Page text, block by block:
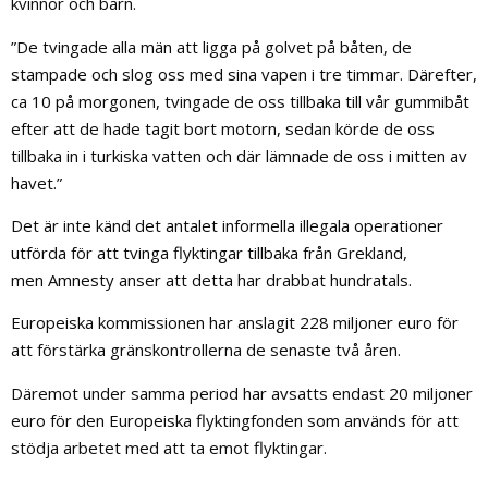
”De tvingade alla män att ligga på golvet på båten, de
stampade och slog oss med sina vapen i tre timmar. Därefter,
ca 10 på morgonen, tvingade de oss tillbaka till vår gummibåt
efter att de hade tagit bort motorn, sedan körde de oss
tillbaka in i turkiska vatten och där lämnade de oss i mitten av
havet.”
Det är inte känd det antalet informella illegala operationer
utförda för att tvinga flyktingar tillbaka från Grekland,
men Amnesty anser att detta har drabbat hundratals.
Europeiska kommissionen har anslagit 228 miljoner euro för
att förstärka gränskontrollerna de senaste två åren.
Däremot under samma period har avsatts endast 20 miljoner
euro för den Europeiska flyktingfonden som används för att
stödja arbetet med att ta emot flyktingar.